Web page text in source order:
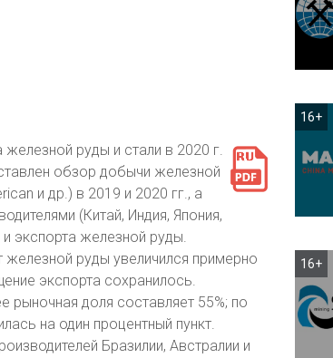
руды и стали в 2020 г.
обзор добычи железной
и др.) в 2019 и 2020 гг., а
(Китай, Индия, Япония,
экспорта железной руды.
руды увеличился примерно
экспорта сохранилось.
рыночная доля составляет 55%; по
на один процентный пункт.
Бразилии, Австралии и
16+
16+